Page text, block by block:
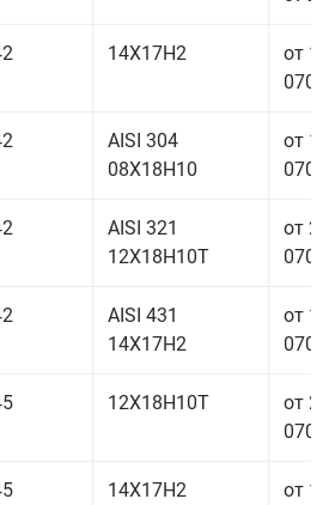
14Х17Н2
от
AISI 304
08Х18Н10
от
AISI 321
12Х18Н10Т
от
AISI 431
14Х17Н2
от
12Х18Н10Т
от
14Х17Н2
от